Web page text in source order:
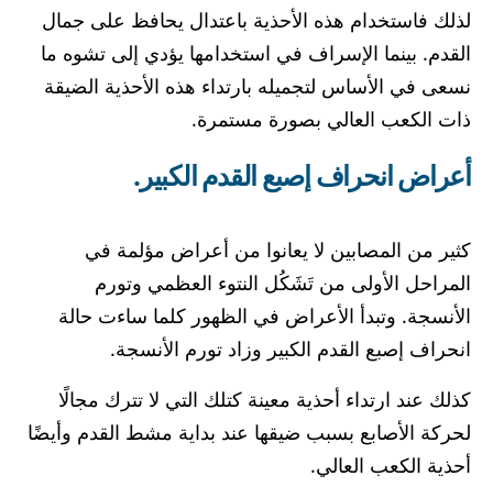
لذلك فاستخدام هذه الأحذية باعتدال يحافظ على جمال
القدم. بينما الإسراف في استخدامها يؤدي إلى تشوه ما
نسعى في الأساس لتجميله بارتداء هذه الأحذية الضيقة
ذات الكعب العالي بصورة مستمرة.
أعراض انحراف إصبع القدم الكبير.
كثير من المصابين لا يعانوا من أعراض مؤلمة في
المراحل الأولى من تَشَكُل النتوء العظمي وتورم
الأنسجة. وتبدأ الأعراض في الظهور كلما ساءت حالة
انحراف إصبع القدم الكبير وزاد تورم الأنسجة.
كذلك عند ارتداء أحذية معينة كتلك التي لا تترك مجالًا
لحركة الأصابع بسبب ضيقها عند بداية مشط القدم وأيضًا
أحذية الكعب العالي.